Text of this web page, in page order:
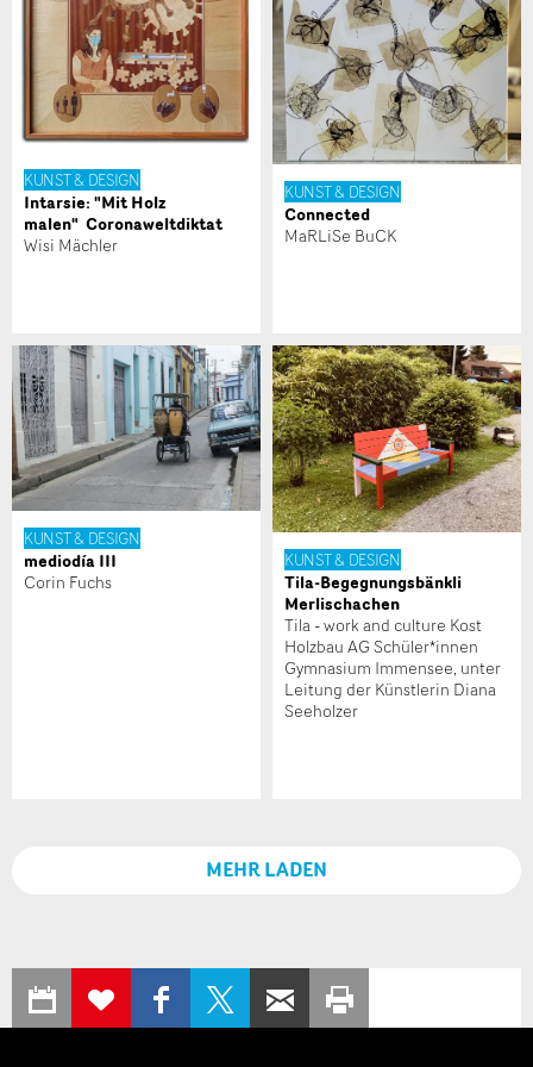
Nachricht
Zur Qualitätssicherung wird eine Kopie der E-Mail an
guidle übermittelt.
NACHRICHT SENDEN
Schliessen
KUNST & DESIGN
Intarsie: "Mit Holz
malen" Coronaweltdiktat
Wisi Mächler
KUNST & DESIGN
Connected
MaRLiSe BuCK
KUNST & DESIGN
mediodía III
Corin Fuchs
KUNST & DESIGN
Tila-Begegnungsbänkli
Merlischachen
Tila - work and culture Kost
Holzbau AG Schüler*innen
Gymnasium Immensee, unter
Leitung der Künstlerin Diana
Seeholzer
MEHR LADEN
IN KALENDER
EXPORTIERENMERKLISTE
AUF
FACEBOOK
TEILEN
TEILEN
PER E-MAIL
WEITEREMPFEHLEN
© 2009-2026 SchwyzKultur ,Impressum